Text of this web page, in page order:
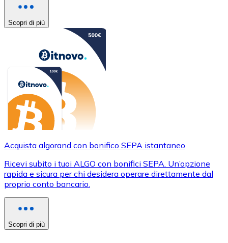
Scopri di più
Acquista algorand con bonifico SEPA istantaneo
Ricevi subito i tuoi ALGO con bonifici SEPA. Un’opzione
rapida e sicura per chi desidera operare direttamente dal
proprio conto bancario.
Scopri di più